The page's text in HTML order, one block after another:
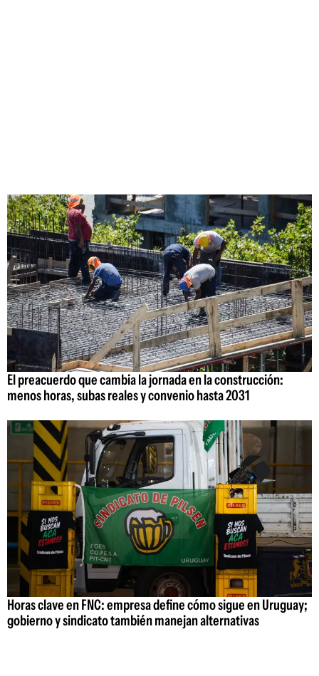
El preacuerdo que cambia la jornada en la construcción:
menos horas, subas reales y convenio hasta 2031
Horas clave en FNC: empresa define cómo sigue en Uruguay;
gobierno y sindicato también manejan alternativas